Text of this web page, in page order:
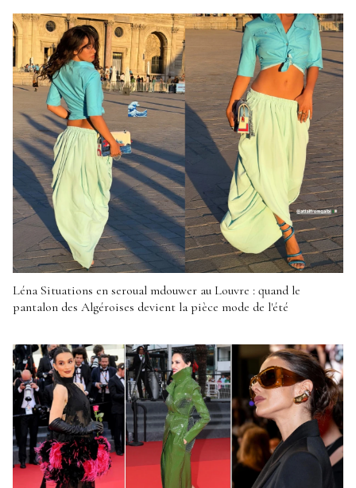
Léna Situations en seroual mdouwer au Louvre : quand le
pantalon des Algéroises devient la pièce mode de l'été